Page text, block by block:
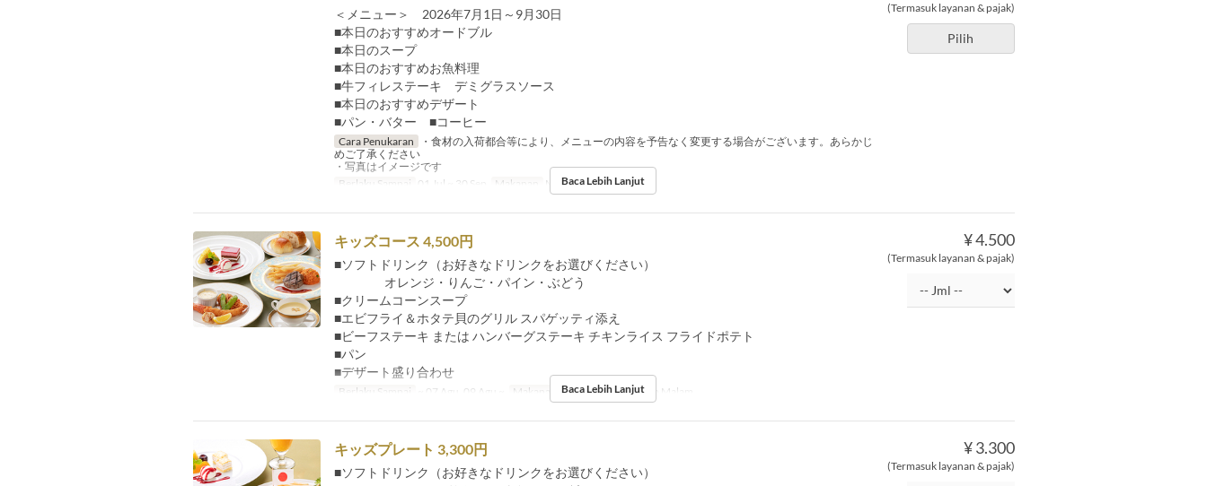
(Termasuk layanan & pajak)
Pilih
＜メニュー＞ 2026年7月1日～9月30日
■本日のおすすめオードブル
■本日のスープ
■本日のおすすめお魚料理
■牛フィレステーキ デミグラスソース
■本日のおすすめデザート
■パン・バター ■コーヒー
Cara Penukaran
・食材の入荷都合等により、メニューの内容を予告なく変更する場合がございます。あらかじ
めご了承ください
・写真はイメージです
Berlaku Sampai 01 Jul ~ 30 Sep Makanan Makan Siang
Baca Lebih Lanjut
¥ 4.500
(Termasuk layanan & pajak)
キッズコース 4,500円
■ソフトドリンク（お好きなドリンクをお選びください）
オレンジ・りんご・パイン・ぶどう
■クリームコーンスープ
■エビフライ＆ホタテ貝のグリル スパゲッティ添え
■ビーフステーキ または ハンバーグステーキ チキンライス フライドポテト
■パン
■デザート盛り合わせ
Berlaku Sampai ~ 07 Agu, 09 Agu ~ Makanan Makan Siang, Makan Malam
Baca Lebih Lanjut
¥ 3.300
(Termasuk layanan & pajak)
キッズプレート 3,300円
■ソフトドリンク（お好きなドリンクをお選びください）